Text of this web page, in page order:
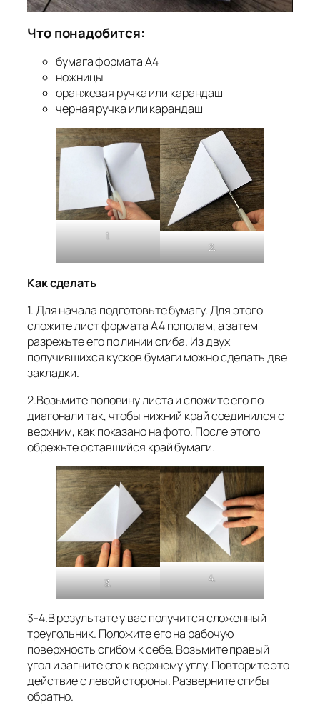
Что понадобится:
бумага формата А4
ножницы
оранжевая ручка или карандаш
черная ручка или карандаш
1.
2.
Как сделать
1. Для начала подготовьте бумагу. Для этого
сложите лист формата А4 пополам, а затем
разрежьте его по линии сгиба. Из двух
получившихся кусков бумаги можно сделать две
закладки.
2.Возьмите половину листа и сложите его по
диагонали так, чтобы нижний край соединился с
верхним, как показано на фото. После этого
обрежьте оставшийся край бумаги.
3. 4.
3-4.В результате у вас получится сложенный
треугольник. Положите его на рабочую
поверхность сгибом к себе. Возьмите правый
угол и загните его к верхнему углу. Повторите это
действие с левой стороны. Разверните сгибы
обратно.